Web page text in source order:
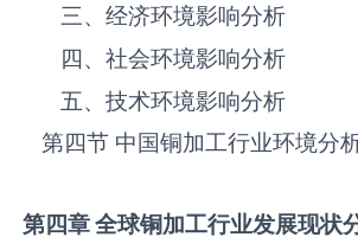
三、‌‌‌经济环境影响分析
四、社会环境影响分析
五、技术环境影响分析
第四节 中国‌‌‌‌‌‌‌铜加工‌‌‌‌‌‌‌‌‌‌‌‌‌‌‌‌‌‌‌行业环境分
第四章 全球铜加工行业发展现状